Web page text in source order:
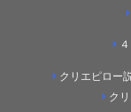
クリエピロー
ク